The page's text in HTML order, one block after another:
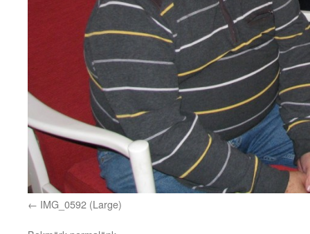
IMG_0592 (Large)